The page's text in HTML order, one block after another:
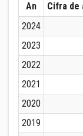
An Cifra de
2024
2023
2022
2021
2020
2019